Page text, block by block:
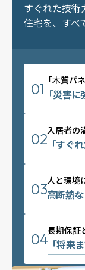
ホームラウンジ 新
ウエルネス事業
ミサワアイデンテ
すぐれた技術
住宅を、すべ
01 「木質パ
「災害に
02入居者の
「すぐ
03人と環境
高断熱
04長期保証
「将来